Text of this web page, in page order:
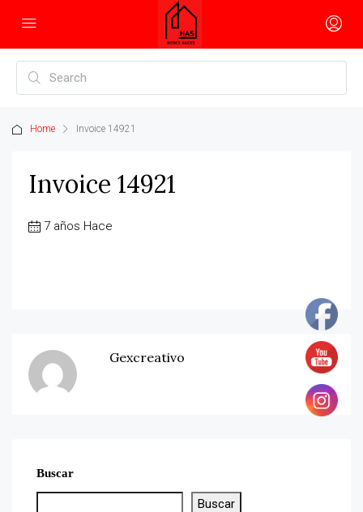
Home Invoice 14921
Invoice 14921
7 años Hace
Gexcreativo
Buscar
Buscar